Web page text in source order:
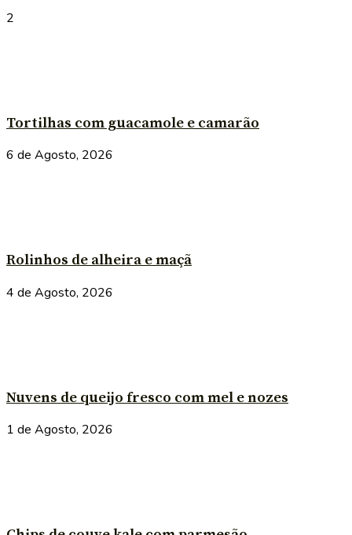
2
Tortilhas com guacamole e camarão
6 de Agosto, 2026
Rolinhos de alheira e maçã
4 de Agosto, 2026
Nuvens de queijo fresco com mel e nozes
1 de Agosto, 2026